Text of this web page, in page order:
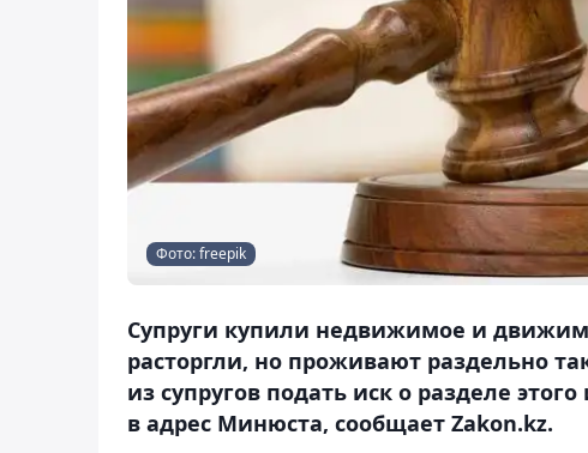
Фото: freepik
Супруги купили недвижимое и
расторгли, но проживают раздельно
из супругов подать иск о разделе
в адрес Минюста, сообщает Zakon.kz.